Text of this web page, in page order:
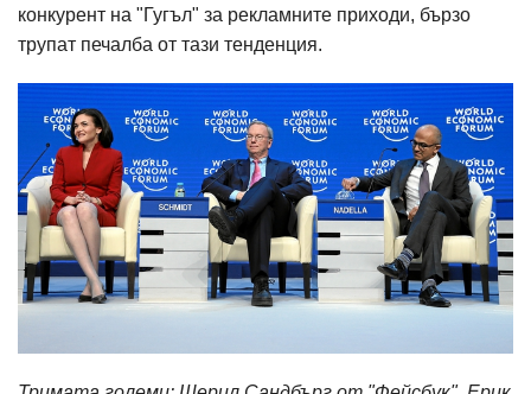
конкурент на "Гугъл" за рекламните приходи, бързо
трупат печалба от тази тенденция.